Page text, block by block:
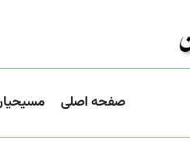
صفحه اصلی